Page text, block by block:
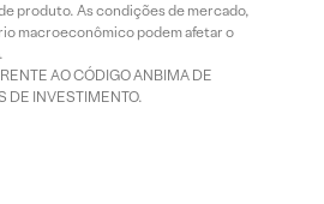
produto. As condições de mercado,
macroeconômico podem afetar o
AO CÓDIGO ANBIMA DE
DE INVESTIMENTO.